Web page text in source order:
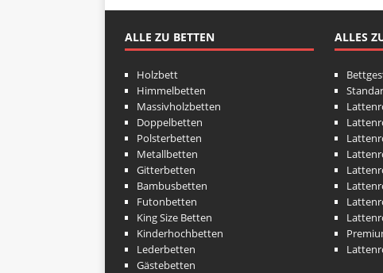
ALLE ZU BETTEN
Holzbett
Himmelbetten
Massivholzbetten
Doppelbetten
Polsterbetten
Metallbetten
Gitterbetten
Bambusbetten
Futonbetten
King Size Betten
Kinderhochbetten
Lederbetten
Gästebetten
ALLES